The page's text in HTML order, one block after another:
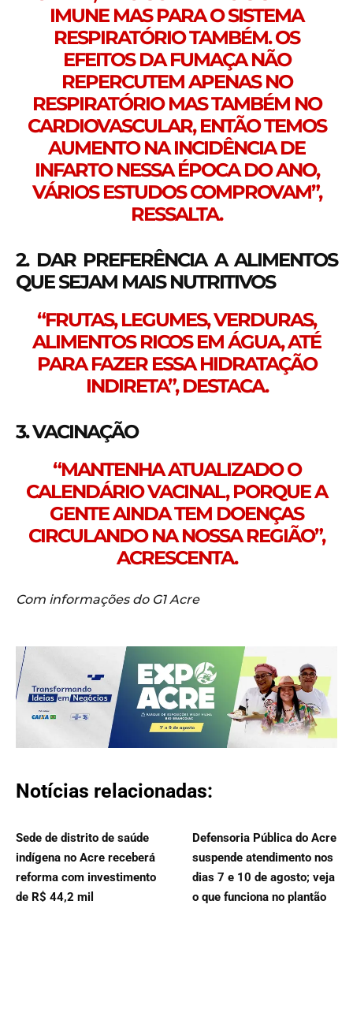
IMUNE MAS PARA O SISTEMA
RESPIRATÓRIO TAMBÉM. OS
EFEITOS DA FUMAÇA NÃO
REPERCUTEM APENAS NO
RESPIRATÓRIO MAS TAMBÉM NO
CARDIOVASCULAR, ENTÃO TEMOS
AUMENTO NA INCIDÊNCIA DE
INFARTO NESSA ÉPOCA DO ANO,
VÁRIOS ESTUDOS COMPROVAM”,
RESSALTA.
2. DAR PREFERÊNCIA A ALIMENTOS
QUE SEJAM MAIS NUTRITIVOS
“FRUTAS, LEGUMES, VERDURAS,
ALIMENTOS RICOS EM ÁGUA, ATÉ
PARA FAZER ESSA HIDRATAÇÃO
INDIRETA”, DESTACA.
3. VACINAÇÃO
“MANTENHA ATUALIZADO O
CALENDÁRIO VACINAL, PORQUE A
GENTE AINDA TEM DOENÇAS
CIRCULANDO NA NOSSA REGIÃO”,
ACRESCENTA.
Com informações do G1 Acre
Notícias relacionadas:
Sede de distrito de saúde
indígena no Acre receberá
reforma com investimento
de R$ 44,2 mil
Defensoria Pública do Acre
suspende atendimento nos
dias 7 e 10 de agosto; veja
o que funciona no plantão